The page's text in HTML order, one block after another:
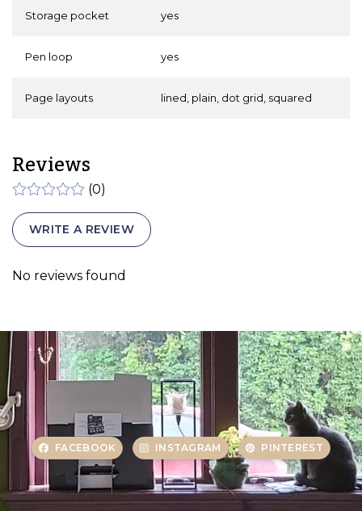
Storage pocket yes
Pen loop yes
Page layouts lined, plain, dot grid, squared
Reviews
(0)
WRITE A REVIEW
No reviews found
FACEBOOK INSTAGRAM PINTEREST